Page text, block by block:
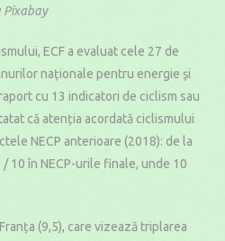
Pixabay
ECF a evaluat cele 27 de
naționale pentru energie și
cu 13 indicatori de ciclism sau
că atenția acordată ciclismului
NECP anterioare (2018): de la
10 în NECP-urile finale, unde 10
(9,5), care vizează triplarea